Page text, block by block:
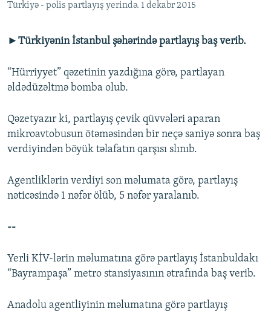
İZ - MƏDƏNIYYƏT PROQRAMI
MATERIALLARIMIZDAN ISTIFADƏ
XƏBƏR BÜLLETENLƏRIMIZ
Türkiyə - polis partlayış yerində. 1 dekabr 2015
►Türkiyənin İstanbul şəhərində partlayış baş verib.
“Hürriyyet” qəzetinin yazdığına görə, partlayan
əldədüzəltmə bomba olub.
Qəzetyazır ki, partlayış çevik qüvvələri aparan
mikroavtobusun ötəməsindən bir neçə saniyə sonra baş
verdiyindən böyük təlafatın qarşısı slınıb.
Agentliklərin verdiyi son məlumata görə, partlayış
nəticəsində 1 nəfər ölüb, 5 nəfər yaralanıb.
--
Yerli KİV-lərin məlumatına görə partlayış İstanbuldakı
“Bayrampaşa” metro stansiyasının ətrafında baş verib.
Anadolu agentliyinin məlumatına görə partlayış